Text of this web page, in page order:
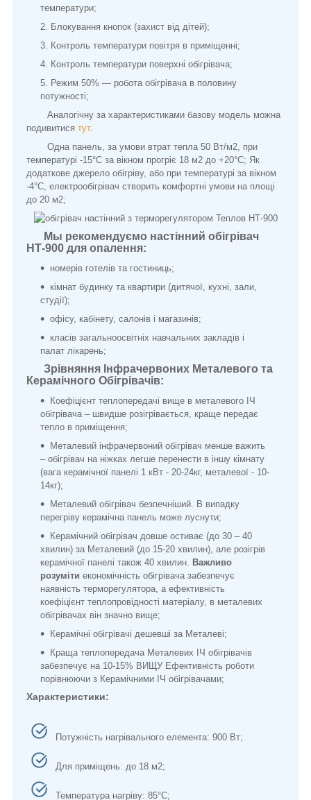
температури;
Блокування кнопок (захист від дітей);
Контроль температури повітря в приміщенні;
Контроль температури поверхні обігрівача;
Режим 50% — робота обігрівача в половину
потужності;
Аналогічну за характеристиками базову модель можна
подивитися тут.
Одна панель, за умови втрат тепла 50 Вт/м2 , при
температурі -15°С за вікном прогріє 18 м2 до +20°С; Як
додаткове джерело обігріву, або при температурі за вікном
-4°С, електрообігрівач створить комфортні умови на площі
до 20 м2;
Мы рекомендуємо настінний обігрівач
НТ-900 для опалення:
номерів готелів та гостиниць;
кімнат будинку та квартири (дитячої, кухні, зали,
студії);
офісу, кабінету, салонів і магазинів;
класів загальноосвітніх навчальних закладів і
палат лікарень;
Зрівняння Інфрачервоних Металевого та
Керамічного Обігрівачів:
Коефіцієнт теплопередачі вище в металевого ІЧ
обігрівача – швидше розігрівається, краще передає
тепло в приміщення;
Металевий інфрачервоний обігрівач менше важить
– обігрівач на ніжках легше перенести в іншу кімнату
(вага керамічної панелі 1 кВт - 20-24кг, металевої - 10-
14кг);
Металевий обігрівач безпечніший. В випадку
перегріву керамічна панель може луснути;
Керамічний обігрівач довше остиває (до 30 – 40
хвилин) за Металевий (до 15-20 хвилин), але розігрів
керамічної панелі також 40 хвилин.
Важливо
розуміти економічність обігрівача забезпечує
наявність терморегулятора, а ефективність
коефіцієнт теплопровідності матеріалу, в металевих
обігрівачах він значно вище;
Керамічні обігрівачі дешевші за Металеві;
Краща теплопередача Металевих ІЧ обігрівачів
забезпечує на 10-15% ВИЩУ Ефективність роботи
порівнюючи з Керамічними ІЧ обігрівачами;
Характеристики:
Потужність нагрівального елемента: 900 Вт;
Для приміщень: до 18 м2;
Температура нагріву: 85°С;